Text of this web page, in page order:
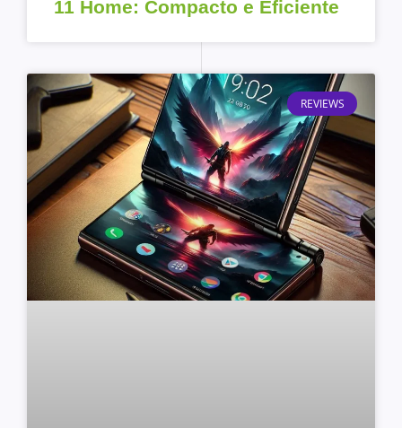
11 Home: Compacto e Eficiente
REVIEWS